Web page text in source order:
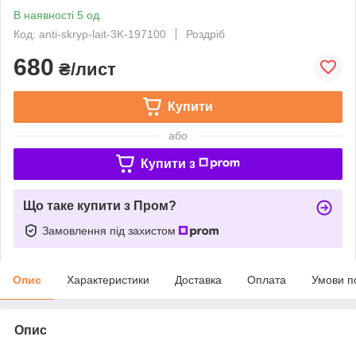
В наявності 5 од.
Код: anti-skryp-lait-3K-197100
Роздріб
680 ₴/лист
Купити
або
Купити з
Що таке купити з Пром?
Замовлення під захистом
Опис Характеристики Доставка Оплата Умови
Опис